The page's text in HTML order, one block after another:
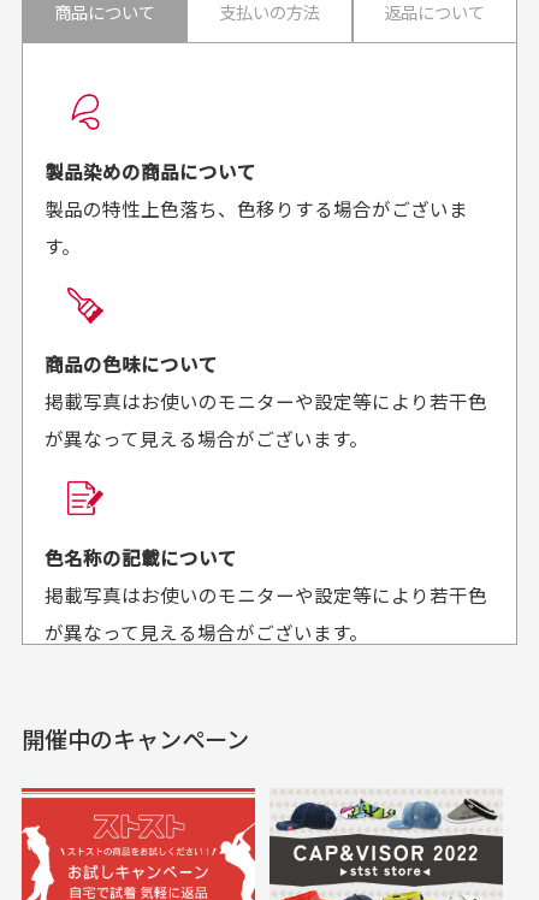
良かった！
がとうございます。丁寧
に梱包されていて、商品
の状態も良好でした。気
があればよろしくお願い
来ました。またお願いし
セールかつポイント
も使えて、お得に購
入出来ました
セールかつポイントも使
満足です。
おります
欲しかったスカートが購
お届け希望日時をご指定頂けます。
ご注文時にご指定下さい。
商品の受け渡しは、ゆうパックでの配送のみとさせて
頂いております。
商品購入からどれくらいで発送してもらえます
か？
平日午前9時までのご注文で最短当日発送させて頂いて
せて頂いております。
送料はいくらかかりますか？
何点ご購入頂いた場合も全国一律で800円とさせて頂
いております。(1配送先につき)
また5,000円(税込)以上お買い物をして頂けた場合は送
商品について 支払いの方法 返品について
製品染めの商品について
製品の特性上色落ち、色移りする場合がございま
す。
商品の色味について
掲載写真はお使いのモニターや設定等により若干色
が異なって見える場合がございます。
色名称の記載について
掲載写真はお使いのモニターや設定等により若干色
が異なって見える場合がございます。
実寸サイズについて
一点一点手作業で計測しておりますので、若干の誤
差が生じる場合がございます。
開催中のキャンペーン